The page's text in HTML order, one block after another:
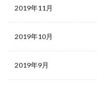
2019年11月
2019年10月
2019年9月